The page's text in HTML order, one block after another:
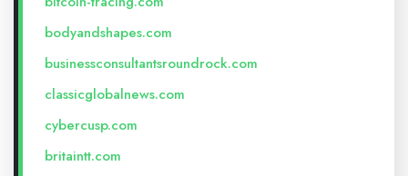
bodyandshapes.com
businessconsultantsroundrock.com
classicglobalnews.com
cybercusp.com
britaintt.com